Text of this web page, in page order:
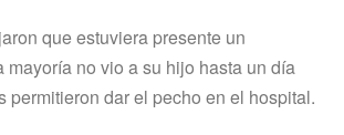
que estuviera presente un
mayoría no vio a su hijo hasta un día
permitieron dar el pecho en el hospital.